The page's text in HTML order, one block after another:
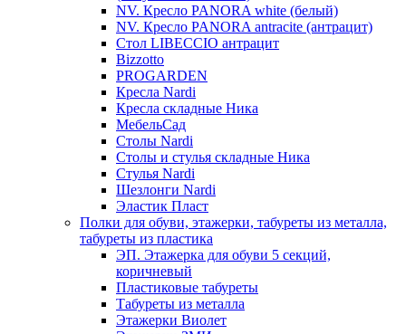
NV. Кресло PANORA white (белый)
NV. Кресло PANORA antracite (антрацит)
Стол LIBECCIO антрацит
Bizzotto
PROGARDEN
Кресла Nardi
Кресла складные Ника
МебельСад
Столы Nardi
Столы и стулья складные Ника
Стулья Nardi
Шезлонги Nardi
Эластик Пласт
Полки для обуви, этажерки, табуреты из металла,
табуреты из пластика
ЭП. Этажерка для обуви 5 секций,
коричневый
Пластиковые табуреты
Табуреты из металла
Этажерки Виолет